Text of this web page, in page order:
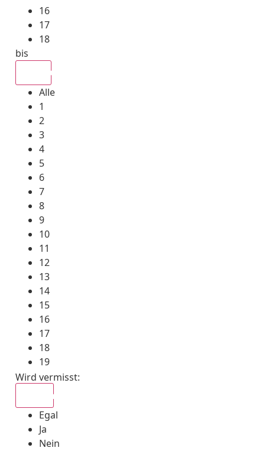
16
17
18
bis
Alle
1
2
3
4
5
6
7
8
9
10
11
12
13
14
15
16
17
18
19
Wird vermisst:
Egal
Ja
Nein